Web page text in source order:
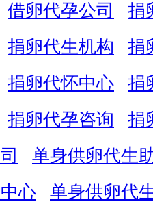
借卵代孕公司 捐
捐卵代生机构 捐
捐卵代怀中心 捐
捐卵代孕咨询 捐
单身供卵代生
心
单身供卵代